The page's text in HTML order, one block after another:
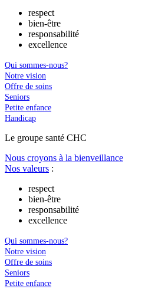
respect
bien-être
responsabilité
excellence
Qui sommes-nous?
Notre vision
Offre de soins
Seniors
Petite enfance
Handicap
Le groupe santé CHC
Nous croyons à la bienveillance
Nos valeurs :
respect
bien-être
responsabilité
excellence
Qui sommes-nous?
Notre vision
Offre de soins
Seniors
Petite enfance